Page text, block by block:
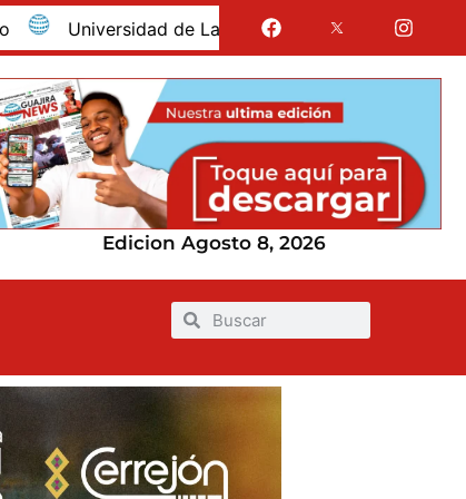
Universidad de La Guajira celebró la obtención del
Edicion Agosto 8, 2026